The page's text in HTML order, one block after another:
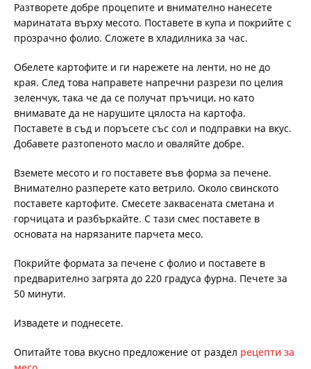
Разтворете добре процепите и внимателно нанесете
маринатата върху месото. Поставете в купа и покрийте с
прозрачно фолио. Сложете в хладилника за час.
Обелете картофите и ги нарежете на ленти, но не до
края. След това направете напречни разрези по целия
зеленчук, така че да се получат пръчици, но като
внимавате да не нарушите цялоста на картофа.
Поставете в съд и поръсете със сол и подправки на вкус.
Добавете разтопеното масло и оваляйте добре.
Вземете месото и го поставете във форма за печене.
Внимателно разперете като ветрило. Около свинското
поставете картофите. Смесете заквасената сметана и
горчицата и разбъркайте. С тази смес поставете в
основата на нарязаните парчета месо.
Покрийте формата за печене с фолио и поставете в
предварително загрята до 220 градуса фурна. Печете за
50 минути.
Извадете и поднесете.
Опитайте това вкусно предложение от раздел рецепти за